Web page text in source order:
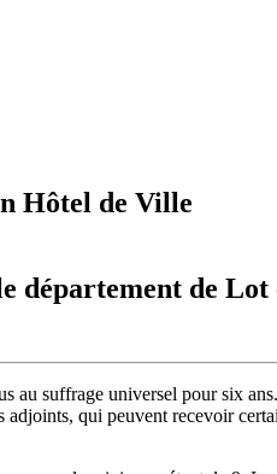
Hôtel de Ville
département de
au suffrage universel pour six
qui peuvent recevoir